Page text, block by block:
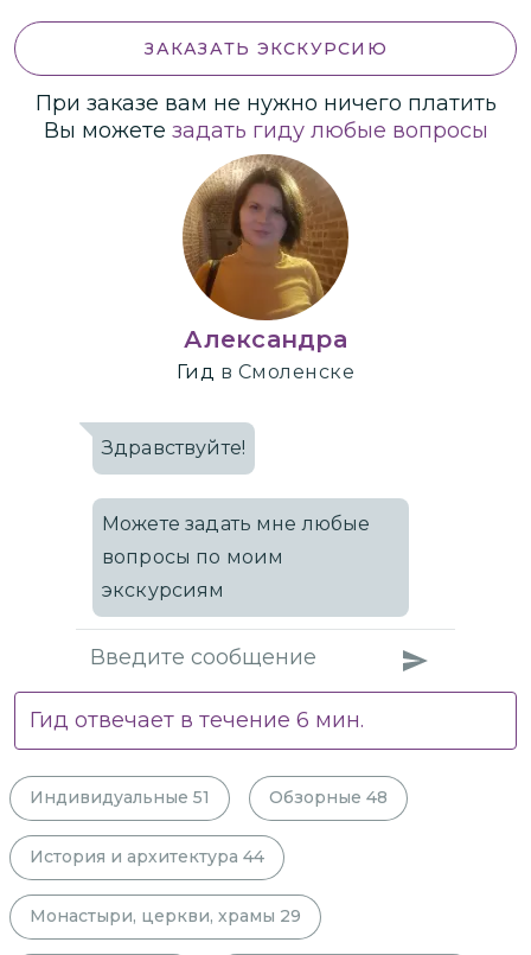
ЗАКАЗАТЬ ЭКСКУРСИЮ
При заказе вам не нужно ничего платить
Вы можете задать гиду любые вопросы
Александра
Гид в Смоленске
Здравствуйте!
Можете задать мне любые
вопросы по моим
экскурсиям
Гид отвечает в течение 6 мин.
Индивидуальные 51 Обзорные 48
История и архитектура 44
Монастыри, церкви, храмы 29